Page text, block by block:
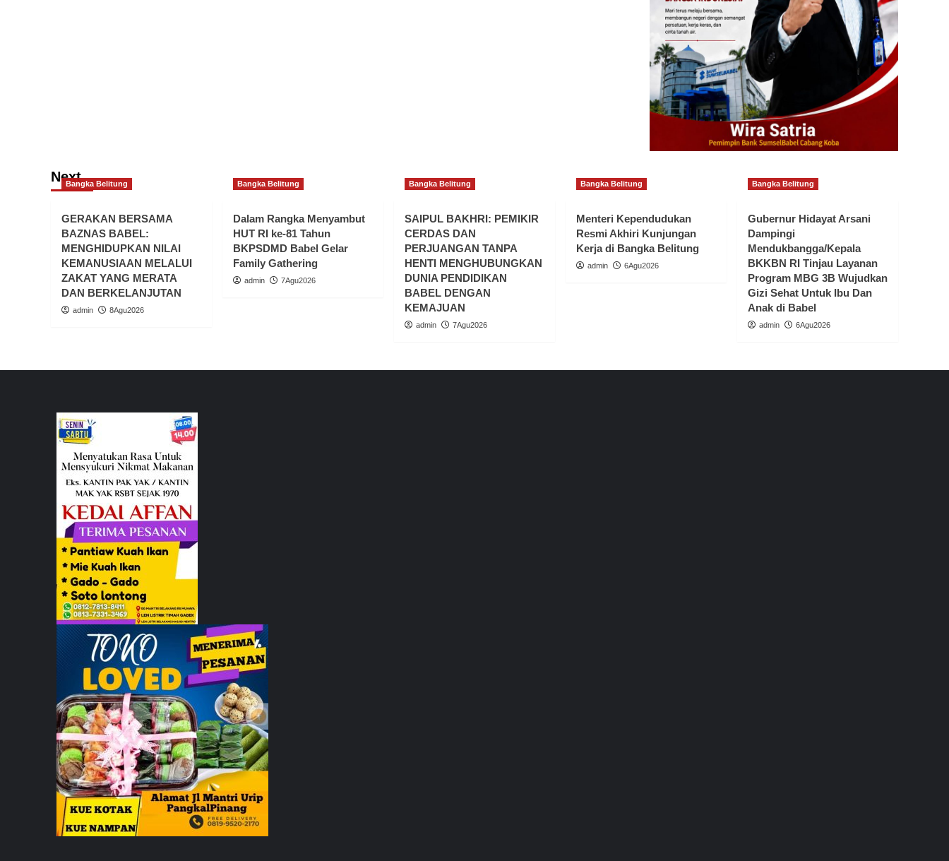
NextBangka Belitung
GERAKAN BERSAMA
BAZNAS BABEL:
MENGHIDUPKAN NILAI
KEMANUSIAAN MELALUI
ZAKAT YANG MERATA
DAN BERKELANJUTAN
admin 8Agu2026
Bangka Belitung
Dalam Rangka Menyambut
HUT RI ke-81 Tahun
BKPSDMD Babel Gelar
Family Gathering
admin 7Agu2026
Bangka Belitung
SAIPUL BAKHRI: PEMIKIR
CERDAS DAN
PERJUANGAN TANPA
HENTI MENGHUBUNGKAN
DUNIA PENDIDIKAN
BABEL DENGAN
KEMAJUAN
admin 7Agu2026
Bangka Belitung
Menteri Kependudukan
Resmi Akhiri Kunjungan
Kerja di Bangka Belitung
admin 6Agu2026
Bangka Belitung
Gubernur Hidayat Arsani
Dampingi
Mendukbangga/Kepala
BKKBN RI Tinjau Layanan
Program MBG 3B Wujudkan
Gizi Sehat Untuk Ibu Dan
Anak di Babel
admin 6Agu2026